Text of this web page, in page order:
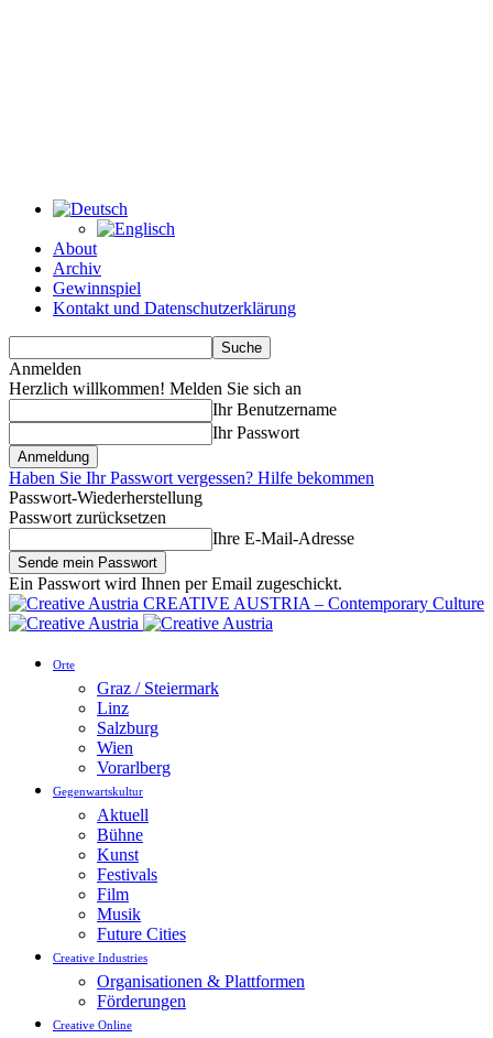
About
Archiv
Gewinnspiel
Kontakt und Datenschutzerklärung
Anmelden
Herzlich willkommen! Melden Sie sich an
Ihr Benutzername
Ihr Passwort
Haben Sie Ihr Passwort vergessen? Hilfe bekommen
Passwort-Wiederherstellung
Passwort zurücksetzen
Ihre E-Mail-Adresse
Ein Passwort wird Ihnen per Email zugeschickt.
CREATIVE AUSTRIA – Contemporary Culture
Orte
Graz / Steiermark
Linz
Salzburg
Wien
Vorarlberg
Gegenwartskultur
Aktuell
Bühne
Kunst
Festivals
Film
Musik
Future Cities
Creative Industries
Organisationen & Plattformen
Förderungen
Creative Online